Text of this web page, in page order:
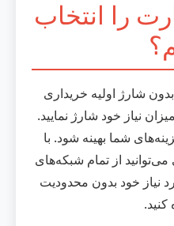
را انتخاب
شارژ اولیه خریداری
نیاز خود شارژ نمایید.
شما بهینه شود. با
از تمام شبکه‌های
نیاز خود بدون محدودیت
کنید.